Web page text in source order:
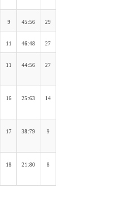
9 45:56 29
11 46:48 27
11 44:56 27
16 25:63 14
17 38:79 9
18 21:80 8